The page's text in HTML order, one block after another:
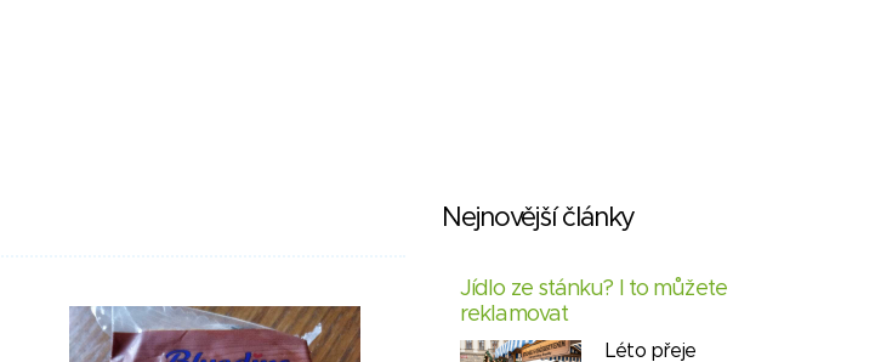
Nejnovější články
Jídlo ze stánku? I to můžete
reklamovat
Léto přeje